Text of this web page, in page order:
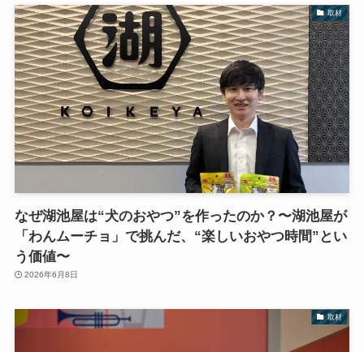
取材
なぜ湖池屋は“犬のおやつ”を作ったのか？〜湖池屋が
「わんムーチョ」で挑んだ、“楽しいおやつ時間”とい
う価値〜
2026年6月8日
取材